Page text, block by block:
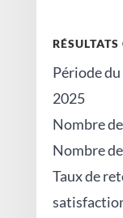
Période
2025
Nombre
Nombre
Taux de